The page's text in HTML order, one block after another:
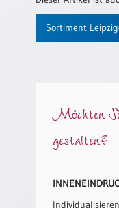
Eheschliessung
Hochzeitsjubiläum
Urkunden
Sortiment
Möchten
gestalten?